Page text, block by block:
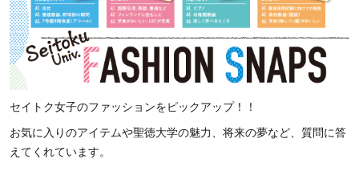
セイトク女子のファッションをピックアップ！！
お気に入りのアイテムや聖徳大学の魅力、将来の夢など、質問に答
えてくれています。